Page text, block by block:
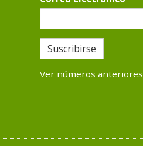
Suscribirse
Ver números anteriores